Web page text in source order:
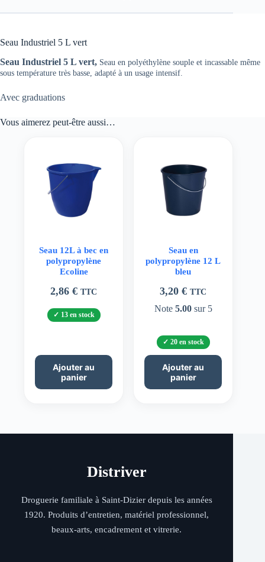
Seau Industriel 5 L vert
Seau Industriel 5 L vert, Seau en polyéthylène souple et incassable même
sous température très basse, adapté à un usage intensif.
Avec graduations
Vous aimerez peut-être aussi…
Seau 12L à bec en
polypropylène
Ecoline
2,86€ TTC
13 en stock
Ajouter au
panier
Seau en
polypropylène 12 L
bleu
3,20€ TTC
Note 5.00sur 5
20 en stock
Ajouter au
panier
Distriver
Droguerie familiale à Saint-Dizier depuis les années
1920. Produits d’entretien, matériel professionnel,
beaux-arts, encadrement et vitrerie.